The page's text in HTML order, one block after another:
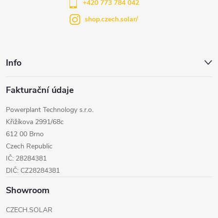
Info
Fakturační údaje
Powerplant Technology s.r.o.
Křižíkova 2991/68c
612 00 Brno
Czech Republic
IČ: 28284381
DIČ: CZ28284381
Showroom
CZECH.SOLAR
+420 773 784 042
shop.czech.solar/